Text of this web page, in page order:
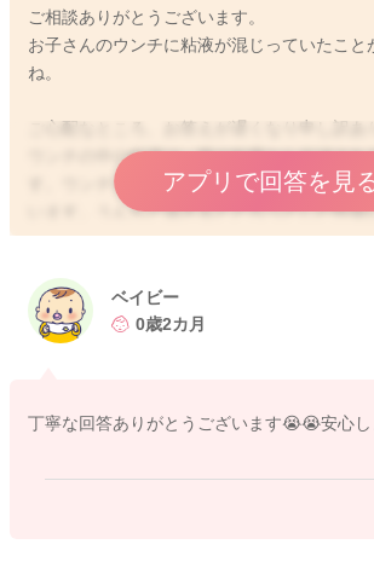
ご相談ありがとうございます。
お子さんのウンチに粘液が混じっていたこと
ね。
ウンチの中の粘液は、腸の粘膜から分泌され
す。ウンチを滑らかに押し出すために、腸壁
います。うんちと混ざるとどろっとした性状
ウンチに混じることもありますよ。生後2ヶ
ります。ですが、多量に出ていたり、粘液の
てくる場合は、腸が炎症を起こしている可能
てご心配はないかと思いますよ。
アプリで回答を見
ベイビー
0歳2カ月
丁寧な回答ありがとうございます😭😭安心し